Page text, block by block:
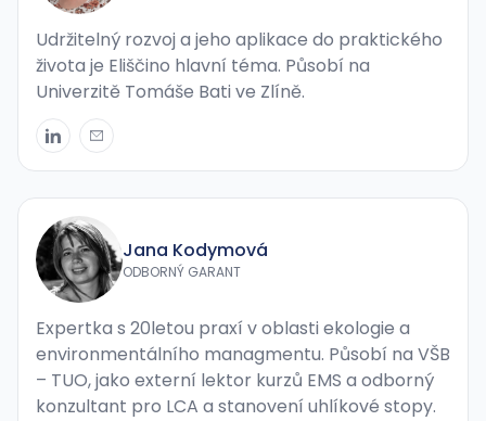
Udržitelný rozvoj a jeho aplikace do praktického
života je Eliščino hlavní téma. Působí na
Univerzitě Tomáše Bati ve Zlíně.
Jana Kodymová
ODBORNÝ GARANT
Expertka s 20letou praxí v oblasti ekologie a
environmentálního managmentu. Působí na VŠB
– TUO, jako externí lektor kurzů EMS a odborný
konzultant pro LCA a stanovení uhlíkové stopy.